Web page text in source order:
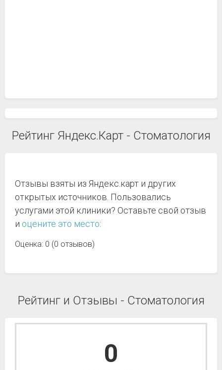
Рейтинг Яндекс.Карт - Стоматология
Отзывы взяты из Яндекс.карт и других
открытых источников. Пользовались
услугами этой клиники? Оставьте свой отзыв
и оцените это место:
Оценка: 0 (0 отзывов)
Рейтинг и Отзывы - Стоматология
0